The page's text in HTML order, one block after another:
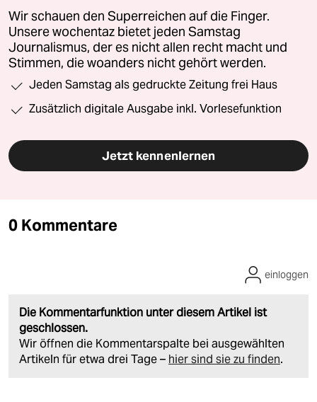
Wir schauen den Superreichen auf die Finger.
Unsere wochentaz bietet jeden Samstag
Journalismus, der es nicht allen recht macht und
Stimmen, die woanders nicht gehört werden.
Jeden Samstag als gedruckte Zeitung frei Haus
Zusätzlich digitale Ausgabe inkl. Vorlesefunktion
Jetzt kennenlernen
0 Kommentare
Die Kommentarfunktion unter diesem Artikel ist
geschlossen.
Wir öffnen die Kommentarspalte bei ausgewählten
Artikeln für etwa drei Tage – hier sind sie zu finden.
einloggen